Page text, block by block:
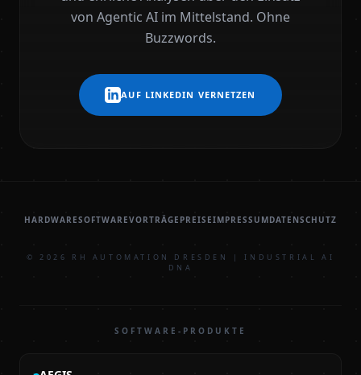
von Agentic AI im Mittelstand. Ohne
Buzzwords.
AUF LINKEDIN VERNETZEN
HARDWARESOFTWAREVORTRÄGE PREISEIMPRESSUMDATENSCHUTZ
© 2026 RH AUTOMATION DRESDEN | INDUSTRIAL AI
DNA
SOFTWARE-PRODUKTE